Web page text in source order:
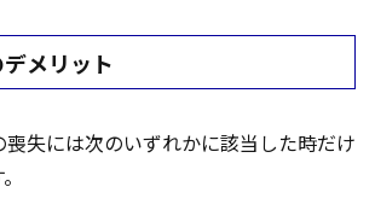
メリット
失には次のいずれかに該当した時だけ